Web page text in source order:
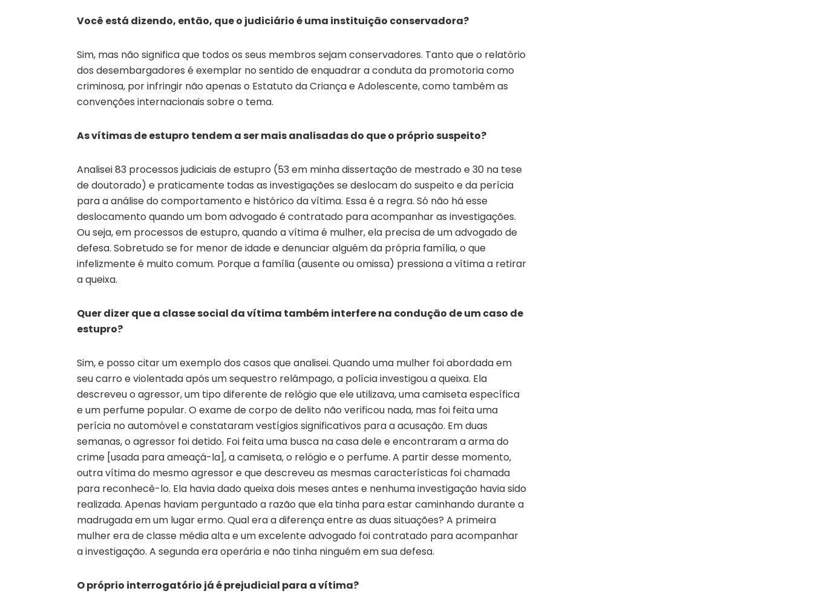
Você está dizendo, então, que o judiciário é uma instituição conservadora?
Sim, mas não significa que todos os seus membros sejam conservadores. Tanto que o relatório
dos desembargadores é exemplar no sentido de enquadrar a conduta da promotoria como
criminosa, por infringir não apenas o Estatuto da Criança e Adolescente, como também as
convenções internacionais sobre o tema.
As vítimas de estupro tendem a ser mais analisadas do que o próprio suspeito?
Analisei 83 processos judiciais de estupro (53 em minha dissertação de mestrado e 30 na tese
de doutorado) e praticamente todas as investigações se deslocam do suspeito e da perícia
para a análise do comportamento e histórico da vítima. Essa é a regra. Só não há esse
deslocamento quando um bom advogado é contratado para acompanhar as investigações.
Ou seja, em processos de estupro, quando a vítima é mulher, ela precisa de um advogado de
defesa. Sobretudo se for menor de idade e denunciar alguém da própria família, o que
infelizmente é muito comum. Porque a família (ausente ou omissa) pressiona a vítima a retirar
a queixa.
Quer dizer que a classe social da vítima também interfere na condução de um caso de
estupro?
Sim, e posso citar um exemplo dos casos que analisei. Quando uma mulher foi abordada em
seu carro e violentada após um sequestro relâmpago, a polícia investigou a queixa. Ela
descreveu o agressor, um tipo diferente de relógio que ele utilizava, uma camiseta específica
e um perfume popular. O exame de corpo de delito não verificou nada, mas foi feita uma
perícia no automóvel e constataram vestígios significativos para a acusação. Em duas
semanas, o agressor foi detido. Foi feita uma busca na casa dele e encontraram a arma do
crime [usada para ameaçá-la], a camiseta, o relógio e o perfume. A partir desse momento,
outra vítima do mesmo agressor e que descreveu as mesmas características foi chamada
para reconhecê-lo. Ela havia dado queixa dois meses antes e nenhuma investigação havia sido
realizada. Apenas haviam perguntado a razão que ela tinha para estar caminhando durante a
madrugada em um lugar ermo. Qual era a diferença entre as duas situações? A primeira
mulher era de classe média alta e um excelente advogado foi contratado para acompanhar
a investigação. A segunda era operária e não tinha ninguém em sua defesa.
O próprio interrogatório já é prejudicial para a vítima?